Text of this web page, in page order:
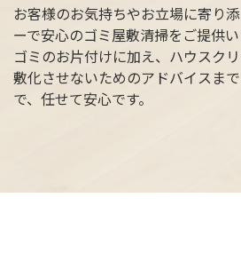
お客様のお気持ちやお立場に寄り
ーで安心のゴミ屋敷清掃をご提供い
ゴミのお片付けに加え、ハウスク
敷化させないためのアドバイスま
で、任せて安心です。